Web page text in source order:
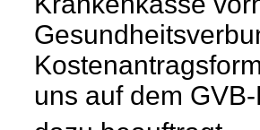
uns auf dem